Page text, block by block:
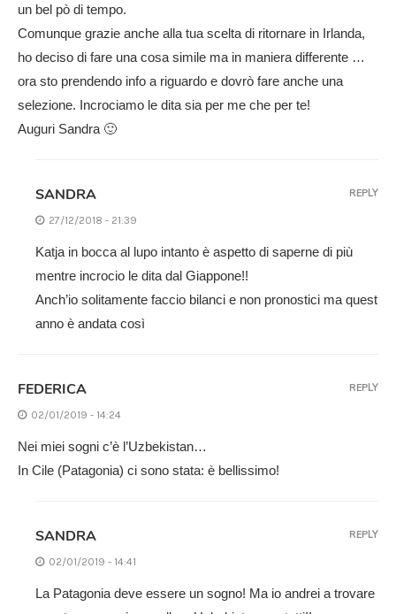
un bel pò di tempo.
Comunque grazie anche alla tua scelta di ritornare in Irlanda,
ho deciso di fare una cosa simile ma in maniera differente …
ora sto prendendo info a riguardo e dovrò fare anche una
selezione. Incrociamo le dita sia per me che per te!
Auguri Sandra 🙂
SANDRA
27/12/2018 - 21:39
Katja in bocca al lupo intanto è aspetto di saperne di più
mentre incrocio le dita dal Giappone!!
Anch’io solitamente faccio bilanci e non pronostici ma quest
anno è andata così
REPLY
FEDERICA
02/01/2019 - 14:24
Nei miei sogni c’è l’Uzbekistan…
In Cile (Patagonia) ci sono stata: è bellissimo!
REPLY
SANDRA
02/01/2019 - 14:41
La Patagonia deve essere un sogno! Ma io andrei a trovare
REPLY